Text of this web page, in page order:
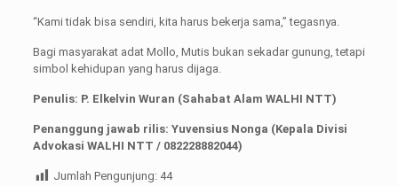
“Kami tidak bisa sendiri, kita harus bekerja sama,” tegasnya.
Bagi masyarakat adat Mollo, Mutis bukan sekadar gunung, tetapi
simbol kehidupan yang harus dijaga.
Penulis: P. Elkelvin Wuran (Sahabat Alam WALHI NTT)
Penanggung jawab rilis: Yuvensius Nonga (Kepala Divisi
Advokasi WALHI NTT / 082228882044)
Jumlah Pengunjung: 44